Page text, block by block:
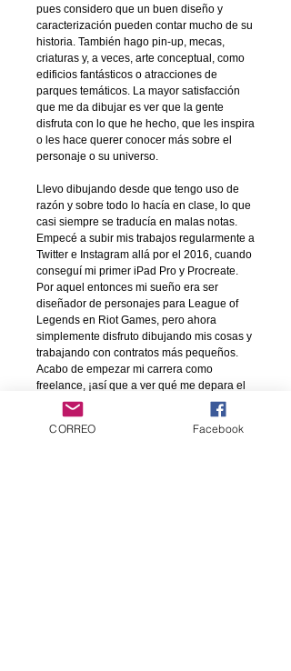
pues considero que un buen diseño y
caracterización pueden contar mucho de su
historia. También hago pin-up, mecas,
criaturas y, a veces, arte conceptual, como
edificios fantásticos o atracciones de
parques temáticos. La mayor satisfacción
que me da dibujar es ver que la gente
disfruta con lo que he hecho, que les inspira
o les hace querer conocer más sobre el
personaje o su universo.
Llevo dibujando desde que tengo uso de
razón y sobre todo lo hacía en clase, lo que
casi siempre se traducía en malas notas.
Empecé a subir mis trabajos regularmente a
Twitter e Instagram allá por el 2016, cuando
conseguí mi primer iPad Pro y Procreate.
Por aquel entonces mi sueño era ser
diseñador de personajes para League of
Legends en Riot Games, pero ahora
simplemente disfruto dibujando mis cosas y
trabajando con contratos más pequeños.
Acabo de empezar mi carrera como
freelance, ¡así que a ver qué me depara el
futuro!
CORREO Facebook